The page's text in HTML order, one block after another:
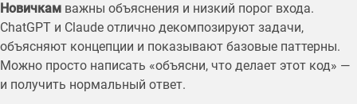
Новичкам важны объяснения и низкий порог входа.
ChatGPT и Claude отлично декомпозируют задачи,
объясняют концепции и показывают базовые паттерны.
Можно просто написать «объясни, что делает этот код» —
и получить нормальный ответ.